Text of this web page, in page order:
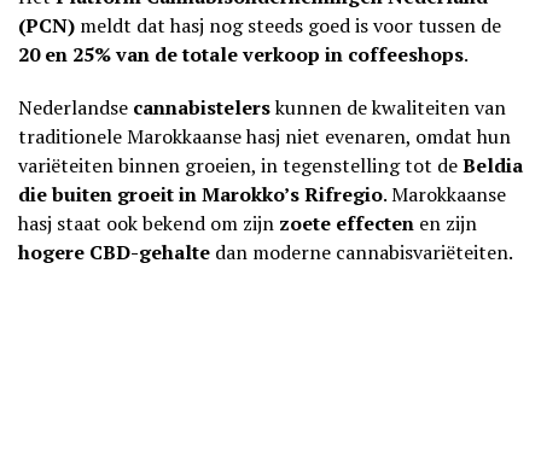
(PCN) meldt dat hasj nog steeds goed is voor tussen de
20 en 25% van de totale verkoop in coffeeshops.
Nederlandse cannabistelerskunnen de kwaliteiten van
traditionele Marokkaanse hasj niet evenaren, omdat hun
variëteiten binnen groeien, in tegenstelling tot deBeldia
die buiten groeit in Marokko’s Rifregio. Marokkaanse
hasj staat ook bekend om zijn zoete effecten en zijn
hogere CBD-gehalte dan moderne cannabisvariëteiten.